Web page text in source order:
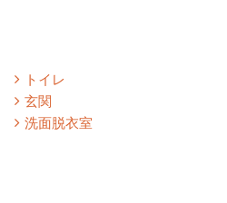
トイレ
玄関
洗面脱衣室